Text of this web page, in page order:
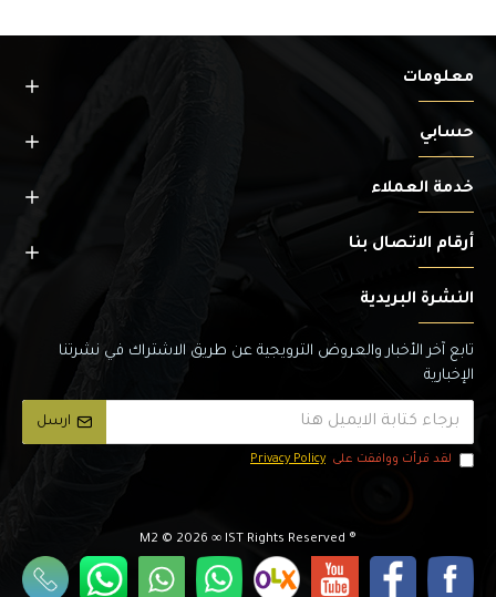
معلومات
حسابي
خدمة العملاء
أرقام الاتصال بنا
النشرة البريدية
تابع آخر الأخبار والعروض الترويجية عن طريق الاشتراك في نشرتنا
الإخبارية
ارسل
لقد قرأت ووافقت على Privacy Policy
® M2 ©
2026 ∞ IST Rights Reserved